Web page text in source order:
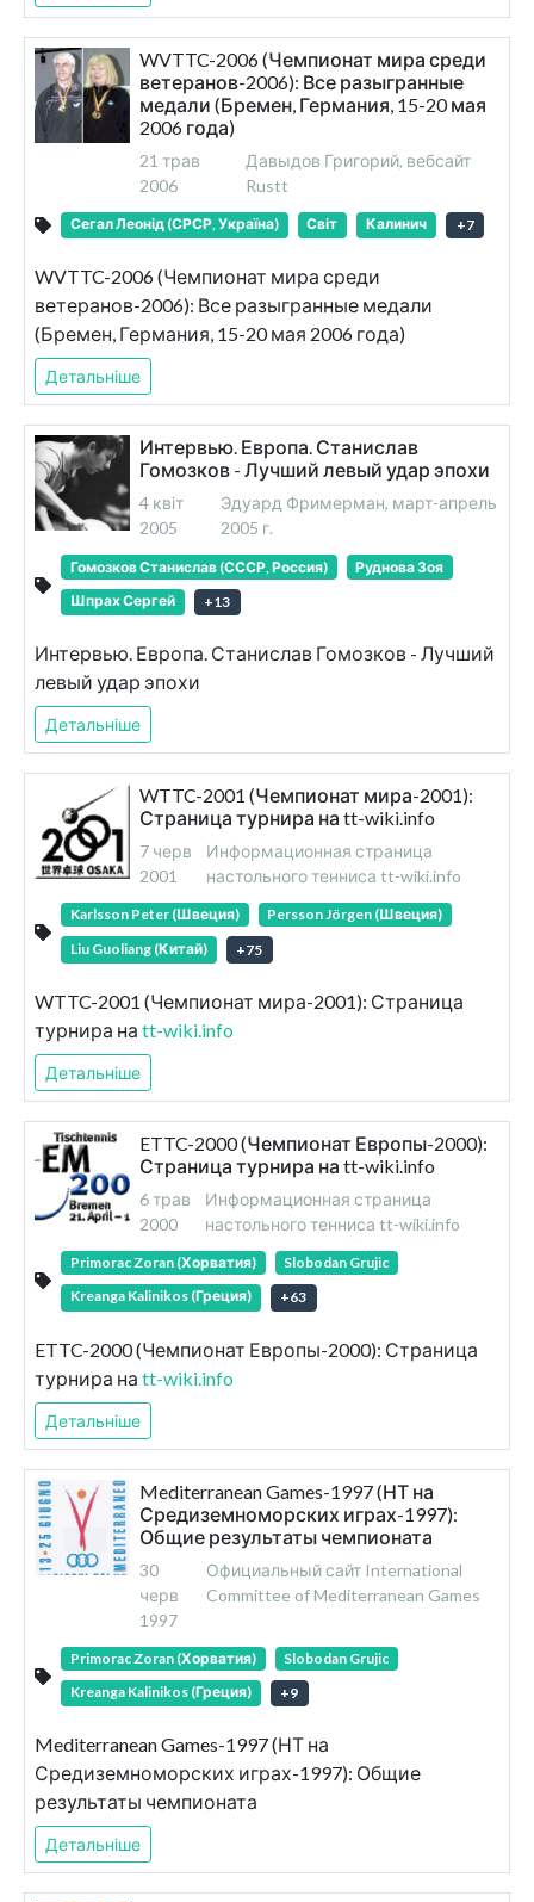
WVTTC-2006 (Чемпионат мира среди
ветеранов-2006): Все разыгранные
медали (Бремен, Германия, 15-20 мая
2006 года)
21 трав
2006
Давыдов Григорий, вебсайт
Rustt
Сегал Леонід (СРСР, Україна) Світ Калинич +7
WVTTC-2006 (Чемпионат мира среди
ветеранов-2006): Все разыгранные медали
(Бремен, Германия, 15-20 мая 2006 года)
Детальніше
Интервью. Европа. Станислав
Гомозков - Лучший левый удар эпохи
4 квіт
2005
Эдуард Фримерман, март-апрель
2005 г.
Гомозков Станислав (СССР, Россия)
Руднова Зоя
Шпрах Сергей
+13
Интервью. Европа. Станислав Гомозков - Лучший
левый удар эпохи
Детальніше
WTTC-2001 (Чемпионат мира-2001):
Страница турнира на tt-wiki.info
7 черв
2001
Информационная страница
настольного тенниса tt-wiki.info
Karlsson Peter (Швеция)
Persson Jörgen (Швеция)
Liu Guoliang (Китай)
+75
WTTC-2001 (Чемпионат мира-2001): Страница
турнира на tt-wiki.info
Детальніше
ETTC-2000 (Чемпионат Европы-2000):
Страница турнира на tt-wiki.info
6 трав
2000
Информационная страница
настольного тенниса tt-wiki.info
Primorac Zoran (Хорватия)
Slobodan Grujic
Kreanga Kalinikos (Греция)
+63
ETTC-2000 (Чемпионат Европы-2000): Страница
турнира на tt-wiki.info
Детальніше
Mediterranean Games-1997 (НТ на
Средиземноморских играх-1997):
Общие результаты чемпионата
30
черв
1997
Официальный сайт International
Committee of Mediterranean Games
Primorac Zoran (Хорватия)
Slobodan Grujic
Kreanga Kalinikos (Греция)
+9
Mediterranean Games-1997 (НТ на
Средиземноморских играх-1997): Общие
результаты чемпионата
Детальніше